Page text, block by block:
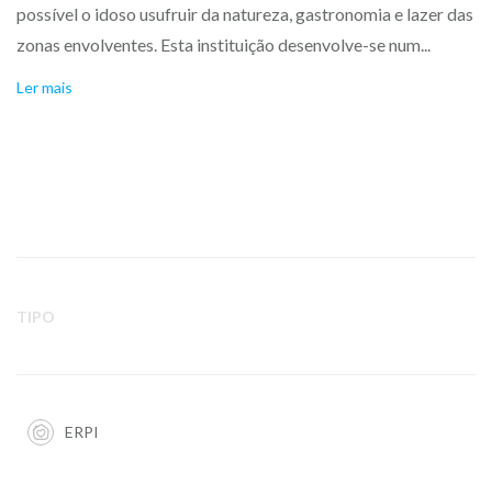
possível o idoso usufruir da natureza, gastronomia e lazer das
zonas envolventes. Esta instituição desenvolve-se num...
Ler mais
TIPO
ERPI